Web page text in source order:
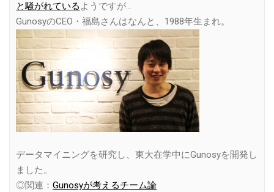
と騒がれている ようですが…
GunosyのCEO・福島さんはなんと、1988年生まれ。
データマイニングを研究し、東大在学中にGunosyを開発し
ました。
◎関連： Gunosyが考えるチーム論